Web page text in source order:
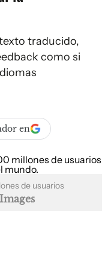
traducido,
como si
en
de usuarios